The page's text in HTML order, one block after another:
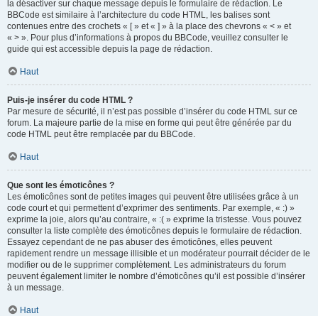
la désactiver sur chaque message depuis le formulaire de rédaction. Le
BBCode est similaire à l’architecture du code HTML, les balises sont
contenues entre des crochets « [ » et « ] » à la place des chevrons « < » et
« > ». Pour plus d’informations à propos du BBCode, veuillez consulter le
guide qui est accessible depuis la page de rédaction.
Haut
Puis-je insérer du code HTML ?
Par mesure de sécurité, il n’est pas possible d’insérer du code HTML sur ce
forum. La majeure partie de la mise en forme qui peut être générée par du
code HTML peut être remplacée par du BBCode.
Haut
Que sont les émoticônes ?
Les émoticônes sont de petites images qui peuvent être utilisées grâce à un
code court et qui permettent d’exprimer des sentiments. Par exemple, « :) »
exprime la joie, alors qu’au contraire, « :( » exprime la tristesse. Vous pouvez
consulter la liste complète des émoticônes depuis le formulaire de rédaction.
Essayez cependant de ne pas abuser des émoticônes, elles peuvent
rapidement rendre un message illisible et un modérateur pourrait décider de le
modifier ou de le supprimer complètement. Les administrateurs du forum
peuvent également limiter le nombre d’émoticônes qu’il est possible d’insérer
à un message.
Haut